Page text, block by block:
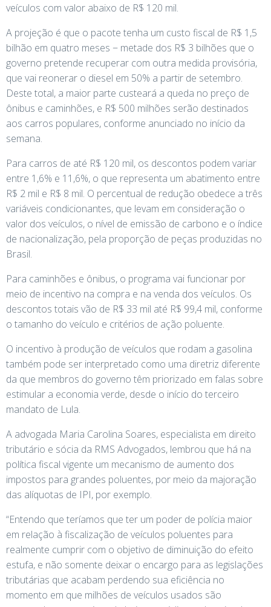
veículos com valor abaixo de R$ 120 mil.
A projeção é que o pacote tenha um custo fiscal de R$ 1,5
bilhão em quatro meses − metade dos R$ 3 bilhões que o
governo pretende recuperar com outra medida provisória,
que vai reonerar o diesel em 50% a partir de setembro.
Deste total, a maior parte custeará a queda no preço de
ônibus e caminhões, e R$ 500 milhões serão destinados
aos carros populares, conforme anunciado no início da
semana.
Para carros de até R$ 120 mil, os descontos podem variar
entre 1,6% e 11,6%, o que representa um abatimento entre
R$ 2 mil e R$ 8 mil. O percentual de redução obedece a três
variáveis condicionantes, que levam em consideração o
valor dos veículos, o nível de emissão de carbono e o índice
de nacionalização, pela proporção de peças produzidas no
Brasil.
Para caminhões e ônibus, o programa vai funcionar por
meio de incentivo na compra e na venda dos veículos. Os
descontos totais vão de R$ 33 mil até R$ 99,4 mil, conforme
o tamanho do veículo e critérios de ação poluente.
O incentivo à produção de veículos que rodam a gasolina
também pode ser interpretado como uma diretriz diferente
da que membros do governo têm priorizado em falas sobre
estimular a economia verde, desde o início do terceiro
mandato de Lula.
A advogada Maria Carolina Soares, especialista em direito
tributário e sócia da RMS Advogados, lembrou que há na
política fiscal vigente um mecanismo de aumento dos
impostos para grandes poluentes, por meio da majoração
das alíquotas de IPI, por exemplo.
“Entendo que teríamos que ter um poder de polícia maior
em relação à fiscalização de veículos poluentes para
realmente cumprir com o objetivo de diminuição do efeito
estufa, e não somente deixar o encargo para as legislações
tributárias que acabam perdendo sua eficiência no
momento em que milhões de veículos usados são